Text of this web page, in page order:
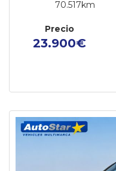
70.517km
Precio
23.900€